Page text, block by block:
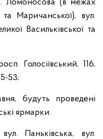
Ломоносова (в межах
Маричанської), вул.
Васильківської та
Голосіївський, 116,
53;
будуть проведені
ярмарки.
Паньківська, вул.